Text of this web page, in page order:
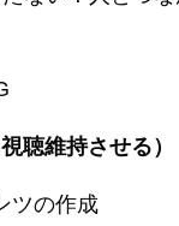
聴維持させる）
ツの作成